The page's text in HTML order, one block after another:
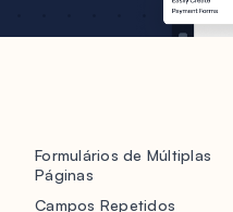
Formulários de Múltiplas
Páginas
Campos Repetidos